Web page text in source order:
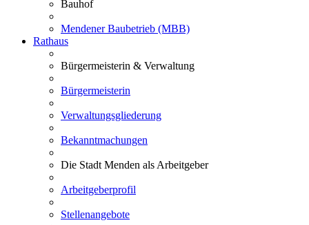
Bauhof
Mendener Baubetrieb (MBB)
Rathaus
Bürgermeisterin & Verwaltung
Bürgermeisterin
Verwaltungsgliederung
Bekanntmachungen
Die Stadt Menden als Arbeitgeber
Arbeitgeberprofil
Stellenangebote